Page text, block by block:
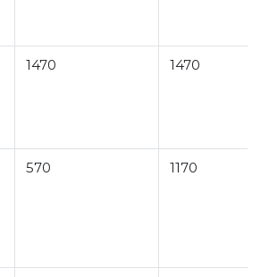
1470 1470
570 1170